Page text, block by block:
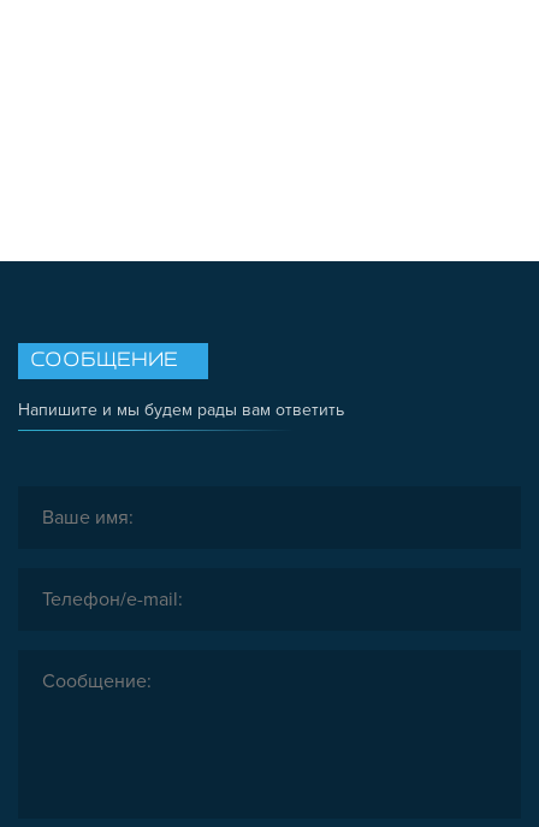
ПЛАСТИКОВЫЕ КОРОБКИ
СООБЩЕНИЕ
Напишите и мы будем рады вам ответить